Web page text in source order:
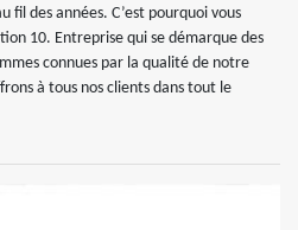
fil des années. C’est pourquoi vous
10. Entreprise qui se démarque des
connues par la qualité de notre
à tous nos clients dans tout le